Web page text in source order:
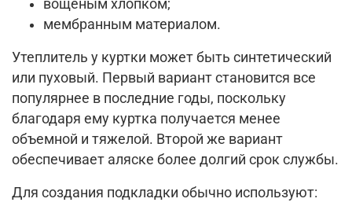
вощеным хлопком;
мембранным материалом.
Утеплитель у куртки может быть синтетический
или пуховый. Первый вариант становится все
популярнее в последние годы, поскольку
благодаря ему куртка получается менее
объемной и тяжелой. Второй же вариант
обеспечивает аляске более долгий срок службы.
Для создания подкладки обычно используют: